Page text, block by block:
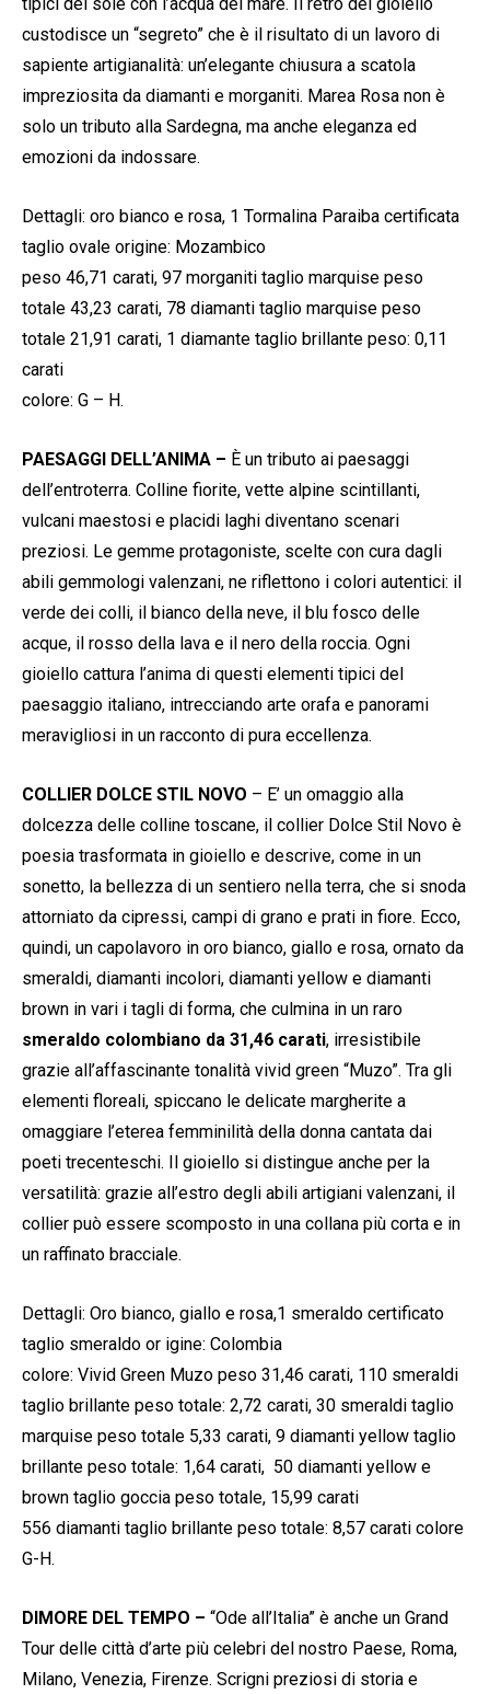
custodisce un “segreto” che è il risultato di un lavoro di
sapiente artigianalità: un’elegante chiusura a scatola
impreziosita da diamanti e morganiti. Marea Rosa non è
solo un tributo alla Sardegna, ma anche eleganza ed
emozioni da indossare.
Dettagli: oro bianco e rosa, 1 Tormalina Paraiba certificata
taglio ovale origine: Mozambico
peso 46,71 carati, 97 morganiti taglio marquise peso
totale 43,23 carati, 78 diamanti taglio marquise peso
totale 21,91 carati, 1 diamante taglio brillante peso: 0,11
carati
colore: G – H.
PAESAGGI DELL’ANIMA – È un tributo ai paesaggi
dell’entroterra. Colline fiorite, vette alpine scintillanti,
vulcani maestosi e placidi laghi diventano scenari
preziosi. Le gemme protagoniste, scelte con cura dagli
abili gemmologi valenzani, ne riflettono i colori autentici: il
verde dei colli, il bianco della neve, il blu fosco delle
acque, il rosso della lava e il nero della roccia. Ogni
gioiello cattura l’anima di questi elementi tipici del
paesaggio italiano, intrecciando arte orafa e panorami
meravigliosi in un racconto di pura eccellenza.
COLLIER DOLCE STIL NOVO – E’ un omaggio alla
dolcezza delle colline toscane, il collier Dolce Stil Novo è
poesia trasformata in gioiello e descrive, come in un
sonetto, la bellezza di un sentiero nella terra, che si snoda
attorniato da cipressi, campi di grano e prati in fiore. Ecco,
quindi, un capolavoro in oro bianco, giallo e rosa, ornato da
smeraldi, diamanti incolori, diamanti yellow e diamanti
brown in vari i tagli di forma, che culmina in un raro
smeraldo colombiano da 31,46 carati, irresistibile
grazie all’affascinante tonalità vivid green “Muzo”. Tra gli
elementi floreali, spiccano le delicate margherite a
omaggiare l’eterea femminilità della donna cantata dai
poeti trecenteschi. Il gioiello si distingue anche per la
versatilità: grazie all’estro degli abili artigiani valenzani, il
collier può essere scomposto in una collana più corta e in
un raffinato bracciale.
Dettagli: Oro bianco, giallo e rosa,1 smeraldo certificato
taglio smeraldo or igine: Colombia
colore: Vivid Green Muzo peso 31,46 carati, 110 smeraldi
taglio brillante peso totale: 2,72 carati, 30 smeraldi taglio
marquise peso totale 5,33 carati, 9 diamanti yellow taglio
brillante peso totale: 1,64 carati, 50 diamanti yellow e
brown taglio goccia peso totale, 15,99 carati
556 diamanti taglio brillante peso totale: 8,57 carati colore
G-H.
DIMORE DEL TEMPO – “Ode all’Italia” è anche un Grand
Tour delle città d’arte più celebri del nostro Paese, Roma,
Milano, Venezia, Firenze. Scrigni preziosi di storia e